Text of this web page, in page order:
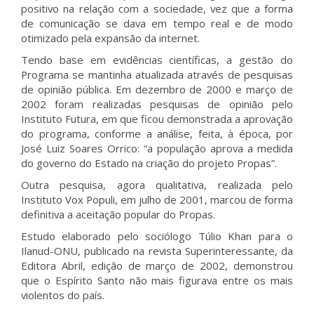
positivo na relação com a sociedade, vez que a forma
de comunicação se dava em tempo real e de modo
otimizado pela expansão da internet.
Tendo base em evidências científicas, a gestão do
Programa se mantinha atualizada através de pesquisas
de opinião pública. Em dezembro de 2000 e março de
2002 foram realizadas pesquisas de opinião pelo
Instituto Futura, em que ficou demonstrada a aprovação
do programa, conforme a análise, feita, à época, por
José Luiz Soares Orrico: “a população aprova a medida
do governo do Estado na criação do projeto Propas”.
Outra pesquisa, agora qualitativa, realizada pelo
Instituto Vox Populi, em julho de 2001, marcou de forma
definitiva a aceitação popular do Propas.
Estudo elaborado pelo sociólogo Túlio Khan para o
Ilanud-ONU, publicado na revista Superinteressante, da
Editora Abril, edição de março de 2002, demonstrou
que o Espírito Santo não mais figurava entre os mais
violentos do país.